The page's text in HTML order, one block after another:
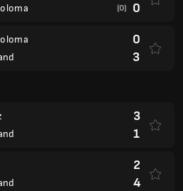
(0) 0
0
3
3
1
2
4